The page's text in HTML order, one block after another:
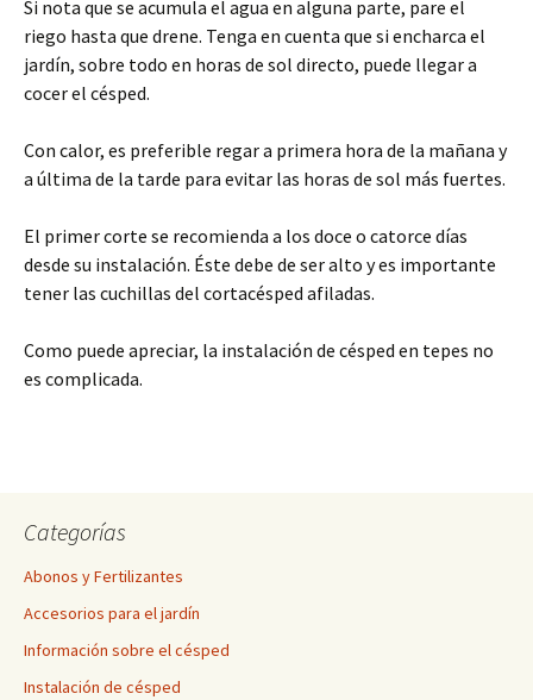
Si nota que se acumula el agua en alguna parte, pare el
riego hasta que drene. Tenga en cuenta que si encharca el
jardín, sobre todo en horas de sol directo, puede llegar a
cocer el césped.
Con calor, es preferible regar a primera hora de la mañana y
a última de la tarde para evitar las horas de sol más fuertes.
El primer corte se recomienda a los doce o catorce días
desde su instalación. Éste debe de ser alto y es importante
tener las cuchillas del cortacésped afiladas.
Como puede apreciar, la instalación de césped en tepes no
es complicada.
Categorías
Abonos y Fertilizantes
Accesorios para el jardín
Información sobre el césped
Instalación de césped